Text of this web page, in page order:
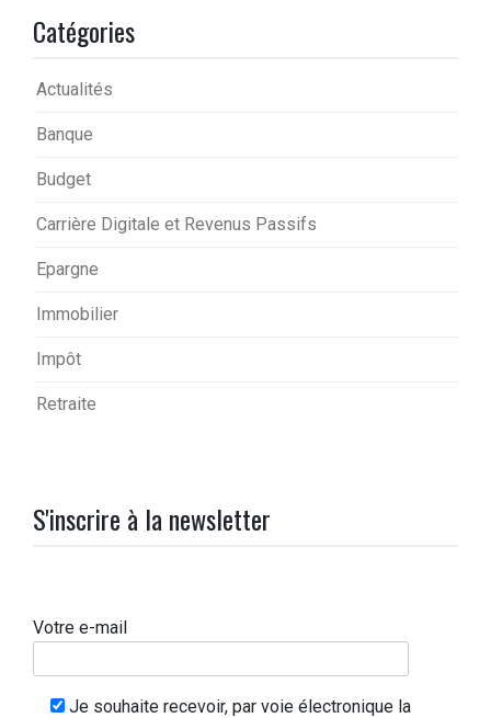
Catégories
Actualités
Banque
Budget
Carrière Digitale et Revenus Passifs
Epargne
Immobilier
Impôt
Retraite
S'inscrire à la newsletter
Votre e-mail
Je souhaite recevoir, par voie électronique la